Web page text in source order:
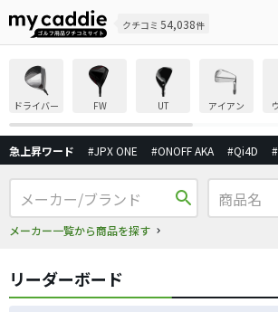
クチコミ 54,038件
ドライバー FW UT アイアン
急上昇ワード #JPX ONE #ONOFF AKA #Qi4D
search
メーカー一覧から商品を探す
リーダーボード